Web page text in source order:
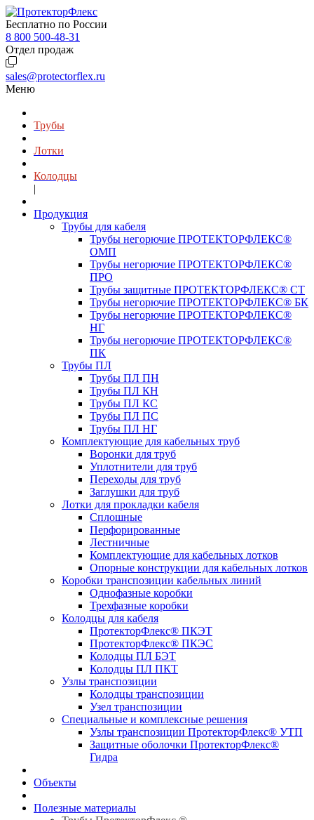
Бесплатно по России
8 800 500-48-31
Отдел продаж
sales@protectorflex.ru
Меню
Трубы
Лотки
Колодцы
|
Продукция
Трубы для кабеля
Трубы негорючие ПРОТЕКТОРФЛЕКС®
ОМП
Трубы негорючие ПРОТЕКТОРФЛЕКС®
ПРО
Трубы защитные ПРОТЕКТОРФЛЕКС® СТ
Трубы негорючие ПРОТЕКТОРФЛЕКС® БК
Трубы негорючие ПРОТЕКТОРФЛЕКС®
НГ
Трубы негорючие ПРОТЕКТОРФЛЕКС®
ПК
Трубы ПЛ
Трубы ПЛ ПН
Трубы ПЛ КН
Трубы ПЛ КС
Трубы ПЛ ПС
Трубы ПЛ НГ
Комплектующие для кабельных труб
Воронки для труб
Уплотнители для труб
Переходы для труб
Заглушки для труб
Лотки для прокладки кабеля
Сплошные
Перфорированные
Лестничные
Комплектующие для кабельных лотков
Опорные конструкции для кабельных лотков
Коробки транспозиции кабельных линий
Однофазные коробки
Трехфазные коробки
Колодцы для кабеля
ПротекторФлекс® ПКЭТ
ПротекторФлекс® ПКЭС
Колодцы ПЛ БЭТ
Колодцы ПЛ ПКТ
Узлы транспозиции
Колодцы транспозиции
Узел транспозиции
Специальные и комплексные решения
Узлы транспозиции ПротекторФлекс® УТП
Защитные оболочки ПротекторФлекс®
Гидра
Объекты
Полезные материалы